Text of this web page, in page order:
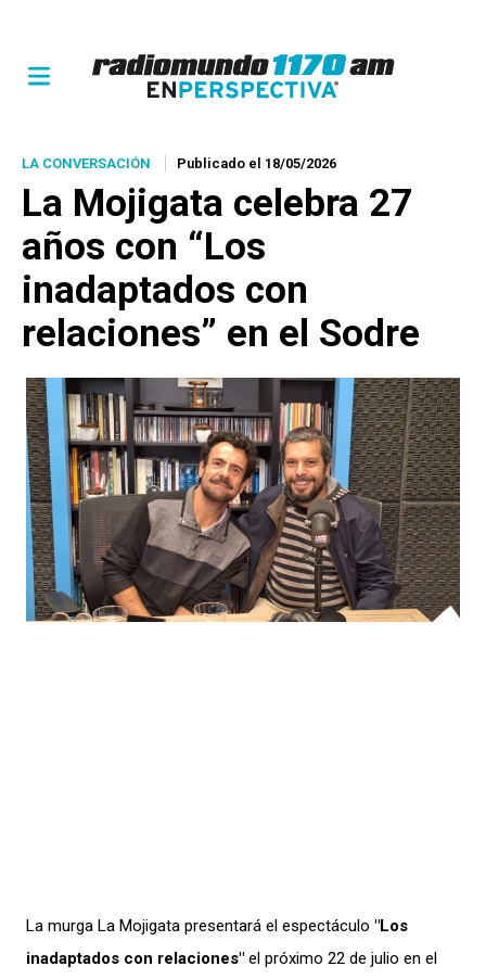
LA CONVERSACIÓN Publicado el 18/05/2026
La Mojigata celebra 27
años con “Los
inadaptados con
relaciones” en el Sodre
La murga La Mojigata presentará el espectáculo "Los
inadaptados con relaciones" el próximo 22 de julio en el